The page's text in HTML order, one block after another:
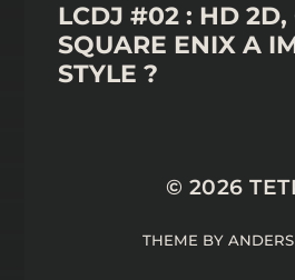
LCDJ #02 : HD
SQUARE ENIX A
STYLE ?
© 2026
THEME BY